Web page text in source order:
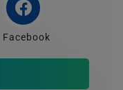
Facebook